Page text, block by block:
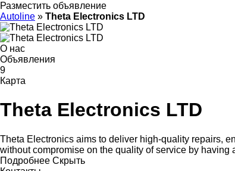
Разместить объявление
Autoline » Theta Electronics LTD
О нас
Объявления
9
Карта
Theta Electronics LTD
Theta Electronics aims to deliver high-quality repairs,
without compromise on the quality of service by having
Подробнее Скрыть